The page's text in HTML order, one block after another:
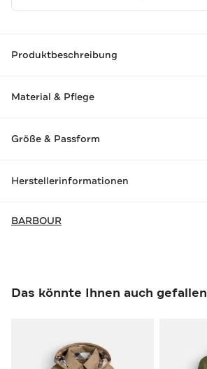
Produktbeschreibung
Material & Pflege
Größe & Passform
Herstellerinformationen
BARBOUR
Das könnte Ihnen auch gefallen